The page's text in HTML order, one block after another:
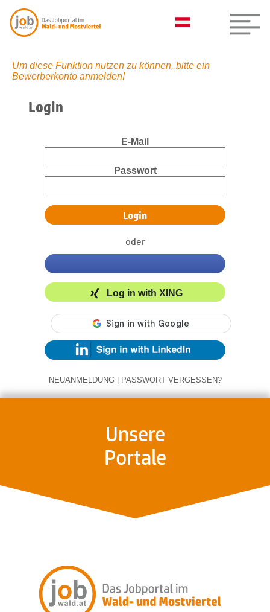
Um diese Funktion nutzen zu können, bitte ein
Bewerberkonto anmelden!
Login
E-Mail
Passwort
oder
Log in with XING
NEUANMELDUNG | PASSWORT VERGESSEN?
Unsere
Portale